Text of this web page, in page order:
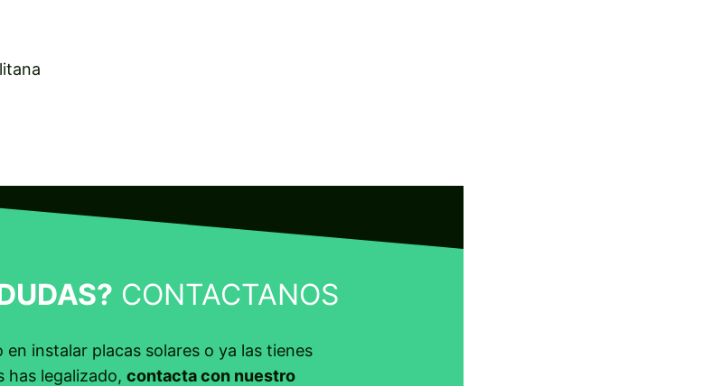
CONTACTANOS
en instalar placas solares o ya las tienes
has legalizado, contacta con nuestro